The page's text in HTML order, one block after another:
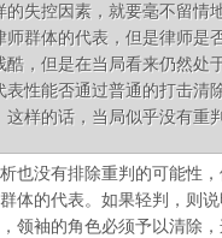
的失控因素，就要毫不留情
师群体的代表，但是律师是
酷，但是在当局看来仍然处
表性能否通过普通的打击清
这样的话，当局似乎没有重
也没有排除重判的可能性
体的代表。如果轻判，则
领袖的角色必须予以清除